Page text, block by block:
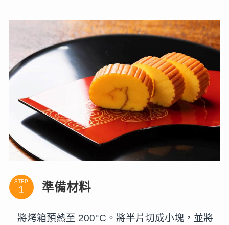
STEP 準備材料
將烤箱預熱至 200°C。將半片切成小塊，並將